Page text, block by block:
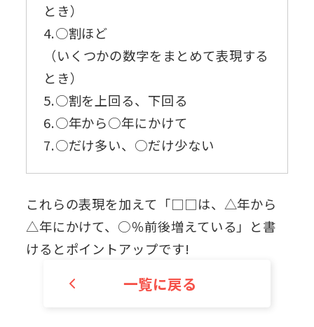
とき）
4.○割ほど
（いくつかの数字をまとめて表現する
とき）
5.○割を上回る、下回る
6.○年から○年にかけて
7.○だけ多い、○だけ少ない
これらの表現を加えて「□□は、△年から
△年にかけて、○％前後増えている」と書
けるとポイントアップです!
一覧に戻る